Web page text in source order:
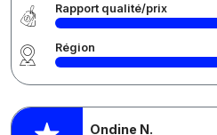
Rapport qualité/prix
Région
Ondine N.